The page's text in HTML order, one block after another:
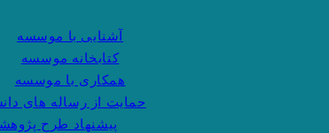
آشنایی با موسسه
کتابخانه موسسه
همکاری با موسسه
حمایت از رساله های
پیشنهاد طرح